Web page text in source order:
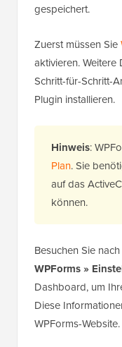
gespeichert.
Zuerst müssen Sie
aktivieren.
Schritt-für-Schritt-
Plugin installieren.
Hinweis:
Plan. Sie
auf das
können.
Besuchen Sie
WPForms »
Dashboard, um
Diese
WPForms-Website.